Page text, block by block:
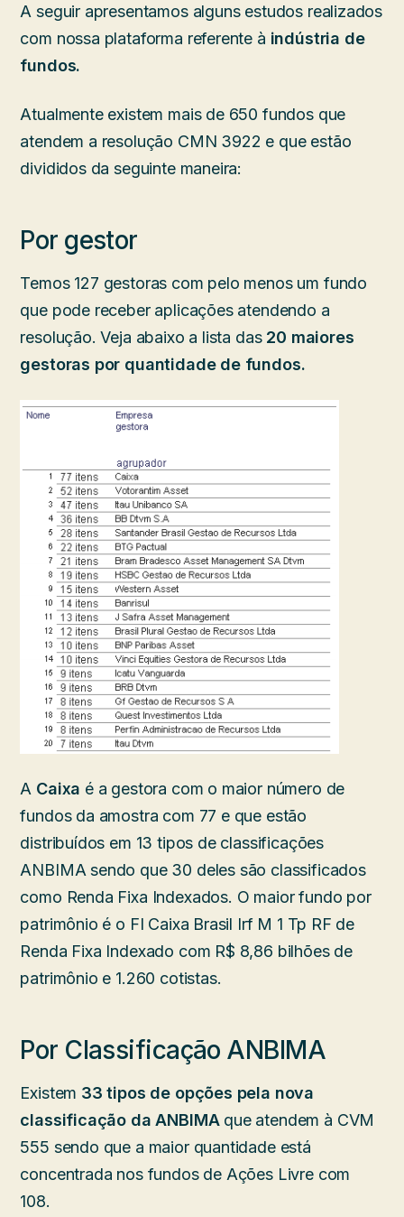
A seguir apresentamos alguns estudos realizados
com nossa plataforma referente à indústria de
fundos.
Atualmente existem mais de 650 fundos que
atendem a resolução CMN 3922 e que estão
divididos da seguinte maneira:
Por gestor
Temos 127 gestoras com pelo menos um fundo
que pode receber aplicações atendendo a
resolução. Veja abaixo a lista das 20 maiores
gestoras por quantidade de fundos.
A Caixa é a gestora com o maior número de
fundos da amostra com 77 e que estão
distribuídos em 13 tipos de classificações
ANBIMA sendo que 30 deles são classificados
como Renda Fixa Indexados. O maior fundo por
patrimônio é o FI Caixa Brasil Irf M 1 Tp RF de
Renda Fixa Indexado com R$ 8,86 bilhões de
patrimônio e 1.260 cotistas.
Por Classificação ANBIMA
Existem 33 tipos de opções pela nova
classificação da ANBIMAque atendem à CVM
555 sendo que a maior quantidade está
concentrada nos fundos de Ações Livre com
108.